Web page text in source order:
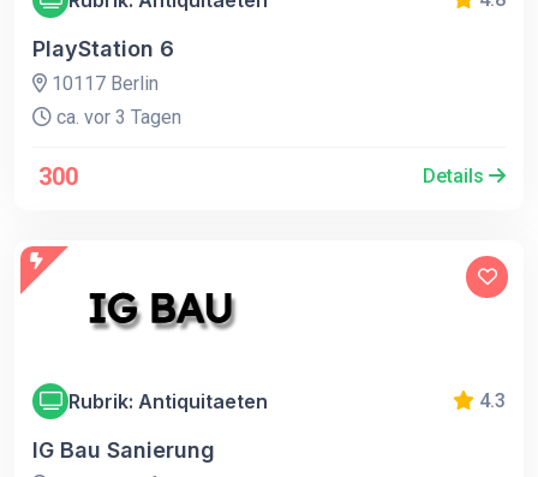
PlayStation 6
10117 Berlin
ca. vor 3 Tagen
300 Details
Rubrik: Antiquitaeten 4.3
IG Bau Sanierung